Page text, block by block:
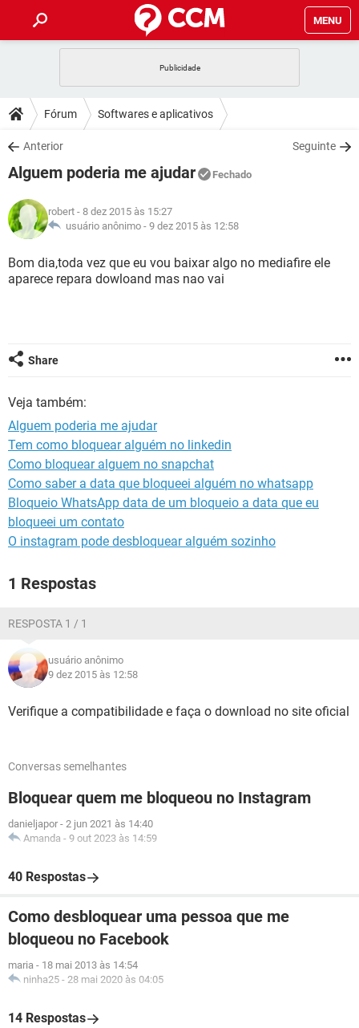
MENU
CELULAR FACEBOOK
OUTLOOK
INSTAGRAM GMAIL
GUIA DE COMPRAS
DICAS
JOGOS WHATSAPP
INSTAGRAM
GUIA DE COMPRAS
DOWNLOADS
JOGOS WHATSAPP
CELULAR
OUTLOOK EXCEL
INSTAGRAM GMAIL
GUIA DE COMPRAS
FÓRUM
JOGOS
CELULAR
OUTLOOK EXCEL
GLOSSÁRIO
JOGOS WHATSAPP
CELULAR FACEBOOK
GUIA DE COMPRAS
Fórum Softwares e aplicativos
Anterior Seguinte
Alguem poderia me ajudar Fechado
robert - 8 dez 2015 às 15:27
usuário anônimo - 9 dez 2015 às 12:58
Bom dia,toda vez que eu vou baixar algo no mediafire ele
aparece repara dowloand mas nao vai
Share
Veja também:
Alguem poderia me ajudar
Tem como bloquear alguém no linkedin
Como bloquear alguem no snapchat
Como saber a data que bloqueei alguém no whatsapp
Bloqueio WhatsApp data de um bloqueio a data que eu
bloqueei um contato
O instagram pode desbloquear alguém sozinho
1 Respostas
RESPOSTA 1 / 1
usuário anônimo
9 dez 2015 às 12:58
Verifique a compatibilidade e faça o download no site oficial
Conversas semelhantes
Bloquear quem me bloqueou no Instagram
danieljapor - 2 jun 2021 às 14:40
Amanda - 9 out 2023 às 14:59
40 Respostas
Como desbloquear uma pessoa que me
bloqueou no Facebook
maria - 18 mai 2013 às 14:54
ninha25 - 28 mai 2020 às 04:05
14 Respostas